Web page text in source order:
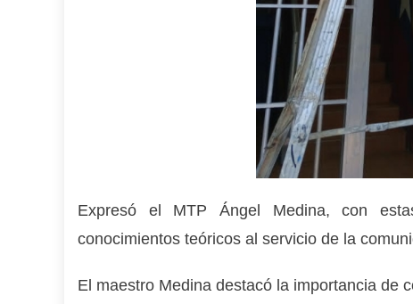
Expresó el MTP Ángel Medina, con
conocimientos teóricos al servicio de la
El maestro Medina destacó la importancia de